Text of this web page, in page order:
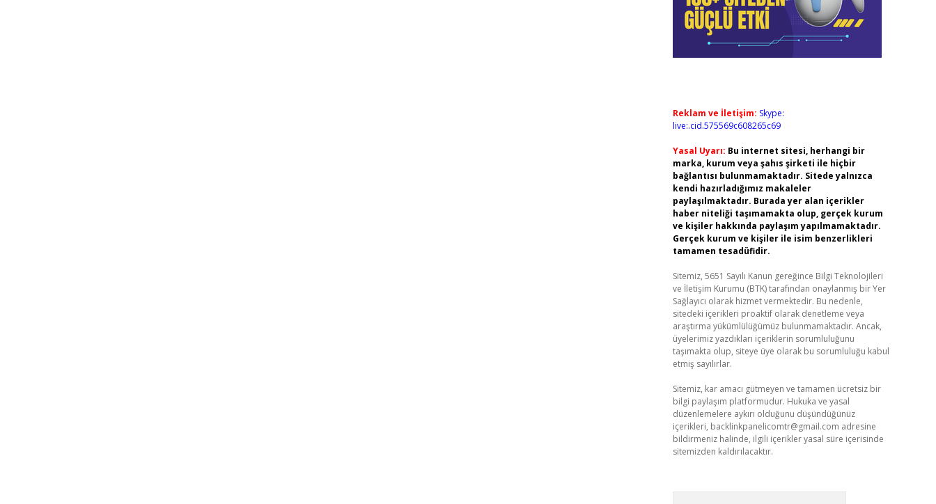
Reklam ve İletişim: Skype:
live:.cid.575569c608265c69
Yasal Uyarı: Bu internet sitesi, herhangi bir
marka, kurum veya şahıs şirketi ile hiçbir
bağlantısı bulunmamaktadır. Sitede yalnızca
kendi hazırladığımız makaleler
paylaşılmaktadır. Burada yer alan içerikler
haber niteliği taşımamakta olup, gerçek kurum
ve kişiler hakkında paylaşım yapılmamaktadır.
Gerçek kurum ve kişiler ile isim benzerlikleri
tamamen tesadüfidir.
Sitemiz, 5651 Sayılı Kanun gereğince Bilgi Teknolojileri
ve İletişim Kurumu (BTK) tarafından onaylanmış bir Yer
Sağlayıcı olarak hizmet vermektedir. Bu nedenle,
sitedeki içerikleri proaktif olarak denetleme veya
araştırma yükümlülüğümüz bulunmamaktadır. Ancak,
üyelerimiz yazdıkları içeriklerin sorumluluğunu
taşımakta olup, siteye üye olarak bu sorumluluğu kabul
etmiş sayılırlar.
Sitemiz, kar amacı gütmeyen ve tamamen ücretsiz bir
bilgi paylaşım platformudur. Hukuka ve yasal
düzenlemelere aykırı olduğunu düşündüğünüz
içerikleri, backlinkpanelicomtr@gmail.com adresine
bildirmeniz halinde, ilgili içerikler yasal süre içerisinde
sitemizden kaldırılacaktır.